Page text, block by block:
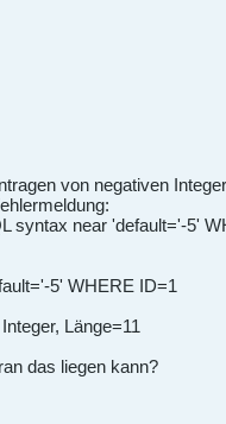
von negativen
syntax near 'default='-5'
5' WHERE ID=1
Länge=11
das liegen kann?